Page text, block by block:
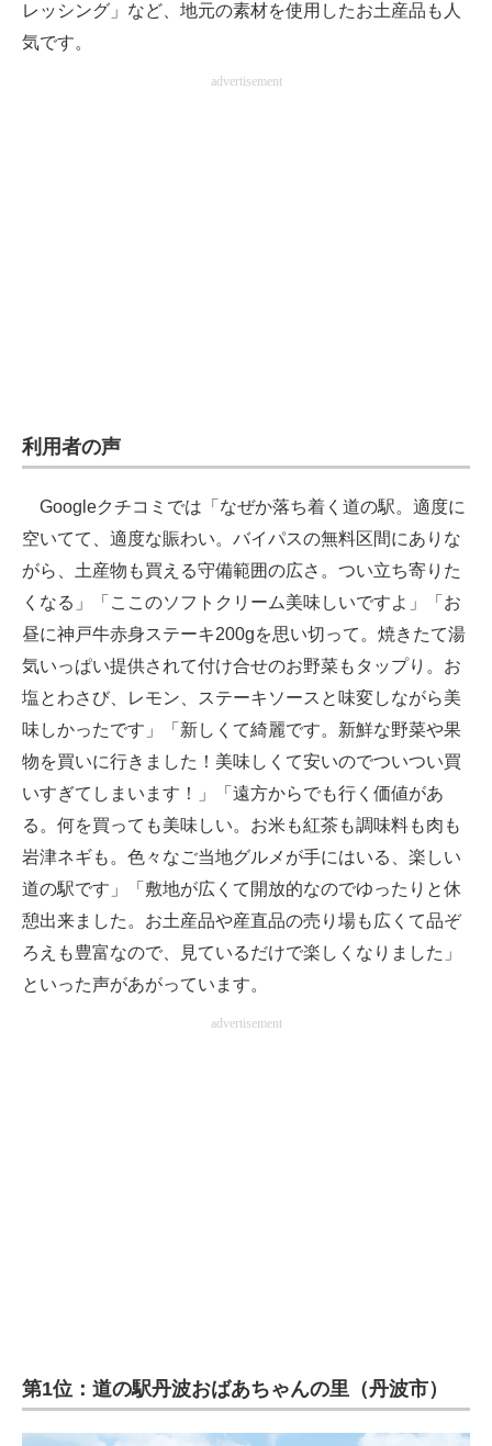
レッシング」など、地元の素材を使用したお土産品も人
気です。
advertisement
利用者の声
Googleクチコミでは「なぜか落ち着く道の駅。適度に
空いてて、適度な賑わい。バイパスの無料区間にありな
がら、土産物も買える守備範囲の広さ。つい立ち寄りた
くなる」「ここのソフトクリーム美味しいですよ」「お
昼に神戸牛赤身ステーキ200gを思い切って。焼きたて湯
気いっぱい提供されて付け合せのお野菜もタップり。お
塩とわさび、レモン、ステーキソースと味変しながら美
味しかったです」「新しくて綺麗です。新鮮な野菜や果
物を買いに行きました！美味しくて安いのでついつい買
いすぎてしまいます！」「遠方からでも行く価値があ
る。何を買っても美味しい。お米も紅茶も調味料も肉も
岩津ネギも。色々なご当地グルメが手にはいる、楽しい
道の駅です」「敷地が広くて開放的なのでゆったりと休
憩出来ました。お土産品や産直品の売り場も広くて品ぞ
ろえも豊富なので、見ているだけで楽しくなりました」
といった声があがっています。
advertisement
第1位：道の駅丹波おばあちゃんの里（丹波市）